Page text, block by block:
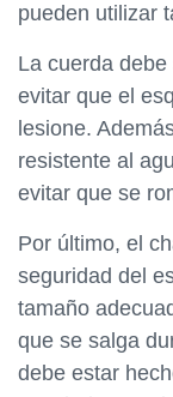
pueden utilizar
La cuerda
evitar que el
lesione.
resistente al
evitar que se
Por último, el
seguridad del
tamaño
que se salga
debe estar